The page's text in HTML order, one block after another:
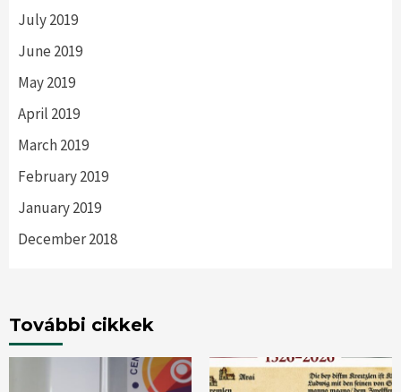
July 2019
June 2019
May 2019
April 2019
March 2019
February 2019
January 2019
December 2018
További cikkek